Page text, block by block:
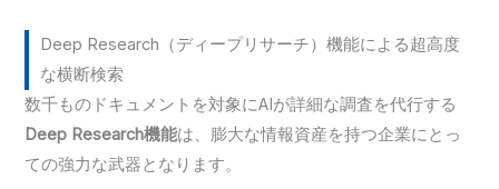
Deep Research（ディープリサーチ）機能による超高度
な横断検索
数千ものドキュメントを対象にAIが詳細な調査を代行する
Deep Research機能は、膨大な情報資産を持つ企業にとっ
ての強力な武器となります。